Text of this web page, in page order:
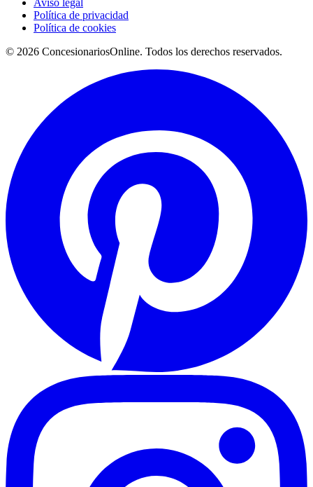
Política de privacidad
Política de cookies
© 2026 ConcesionariosOnline. Todos los derechos reservados.